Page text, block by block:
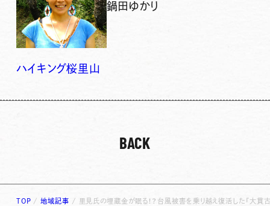
鍋田ゆかり
ハイキング桜里山
BACK
TOP /地域記事 / 里見氏の埋蔵金が眠る！？台風被害を乗り越え復活した「大貫